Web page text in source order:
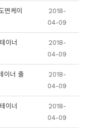
케이
2018-
04-09
이너
2018-
04-09
이너 출
2018-
04-09
이너
2018-
04-09